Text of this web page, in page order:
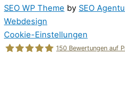
SEO WP Theme by SEO
Webdesign
Cookie-Einstellungen
150 Bewertungen auf